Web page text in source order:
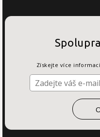
Získejte více